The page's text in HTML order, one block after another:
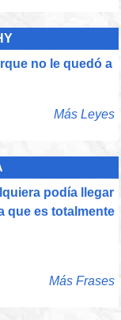
no le quedó a
Más Leyes
podía llegar
que es totalmente
Más Frases